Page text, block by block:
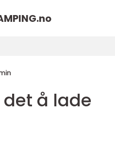
no
å lade